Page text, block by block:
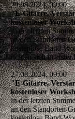
29.08.2024, 09:00
"E-Gitarre,
kostenloser
In der letzten
an den Standorten
kostenlose Band-
richten sich in
27.08.2024, 09:00
"E-Gitarre,
kostenloser
In der letzten
an den Standorten